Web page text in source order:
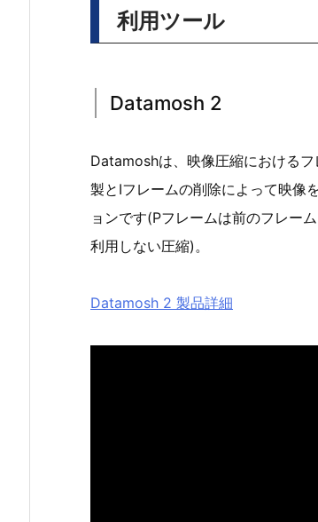
利用ツール
Datamosh 2
Datamoshは、映像圧縮における
製とIフレームの削除によって映像
ョンです(Pフレームは前のフレー
利用しない圧縮)。
Datamosh 2 製品詳細